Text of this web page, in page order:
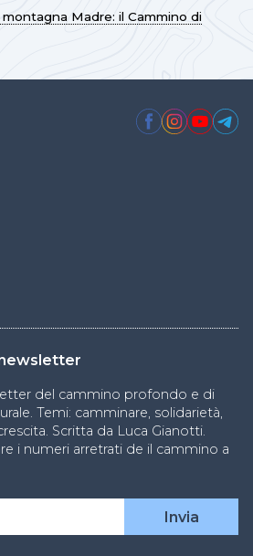
montagna Madre: il Cammino di
del cammino profondo e di
Temi: camminare, solidarietà,
Scritta da Luca Gianotti.
i numeri arretrati de il cammino a